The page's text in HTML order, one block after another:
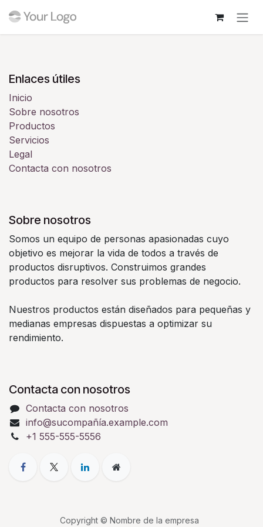
Enlaces útiles
Inicio
Sobre nosotros
Productos
Servicios
Legal
Contacta con nosotros
Sobre nosotros
Somos un equipo de personas apasionadas cuyo
objetivo es mejorar la vida de todos a través de
productos disruptivos. Construimos grandes
productos para resolver sus problemas de negocio.
Nuestros productos están diseñados para pequeñas y
medianas empresas dispuestas a optimizar su
rendimiento.
Contacta con nosotros
Contacta con nosotros
info@sucompañía.example.com
+1 555-555-5556
Copyright © Nombre de la empresa